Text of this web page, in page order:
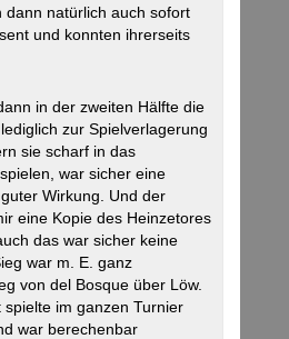
dann natürlich auch sofort
und konnten ihrerseits
in der zweiten Hälfte die
zur Spielverlagerung
sie scharf in das
war sicher eine
Wirkung. Und der
eine Kopie des Heinzetores
das war sicher keine
war m. E. ganz
von del Bosque über Löw.
im ganzen Turnier
war berechenbar